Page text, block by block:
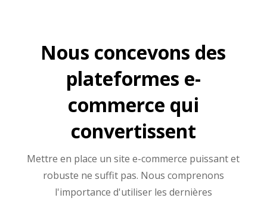
Nous concevons des
plateformes e-
commerce qui
convertissent
Mettre en place un site e-commerce puissant et
robuste ne suffit pas. Nous comprenons
l'importance d'utiliser les dernières